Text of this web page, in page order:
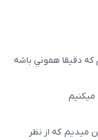
دقيقا هموني باشه
ميكنيم
ميديم كه از نظر